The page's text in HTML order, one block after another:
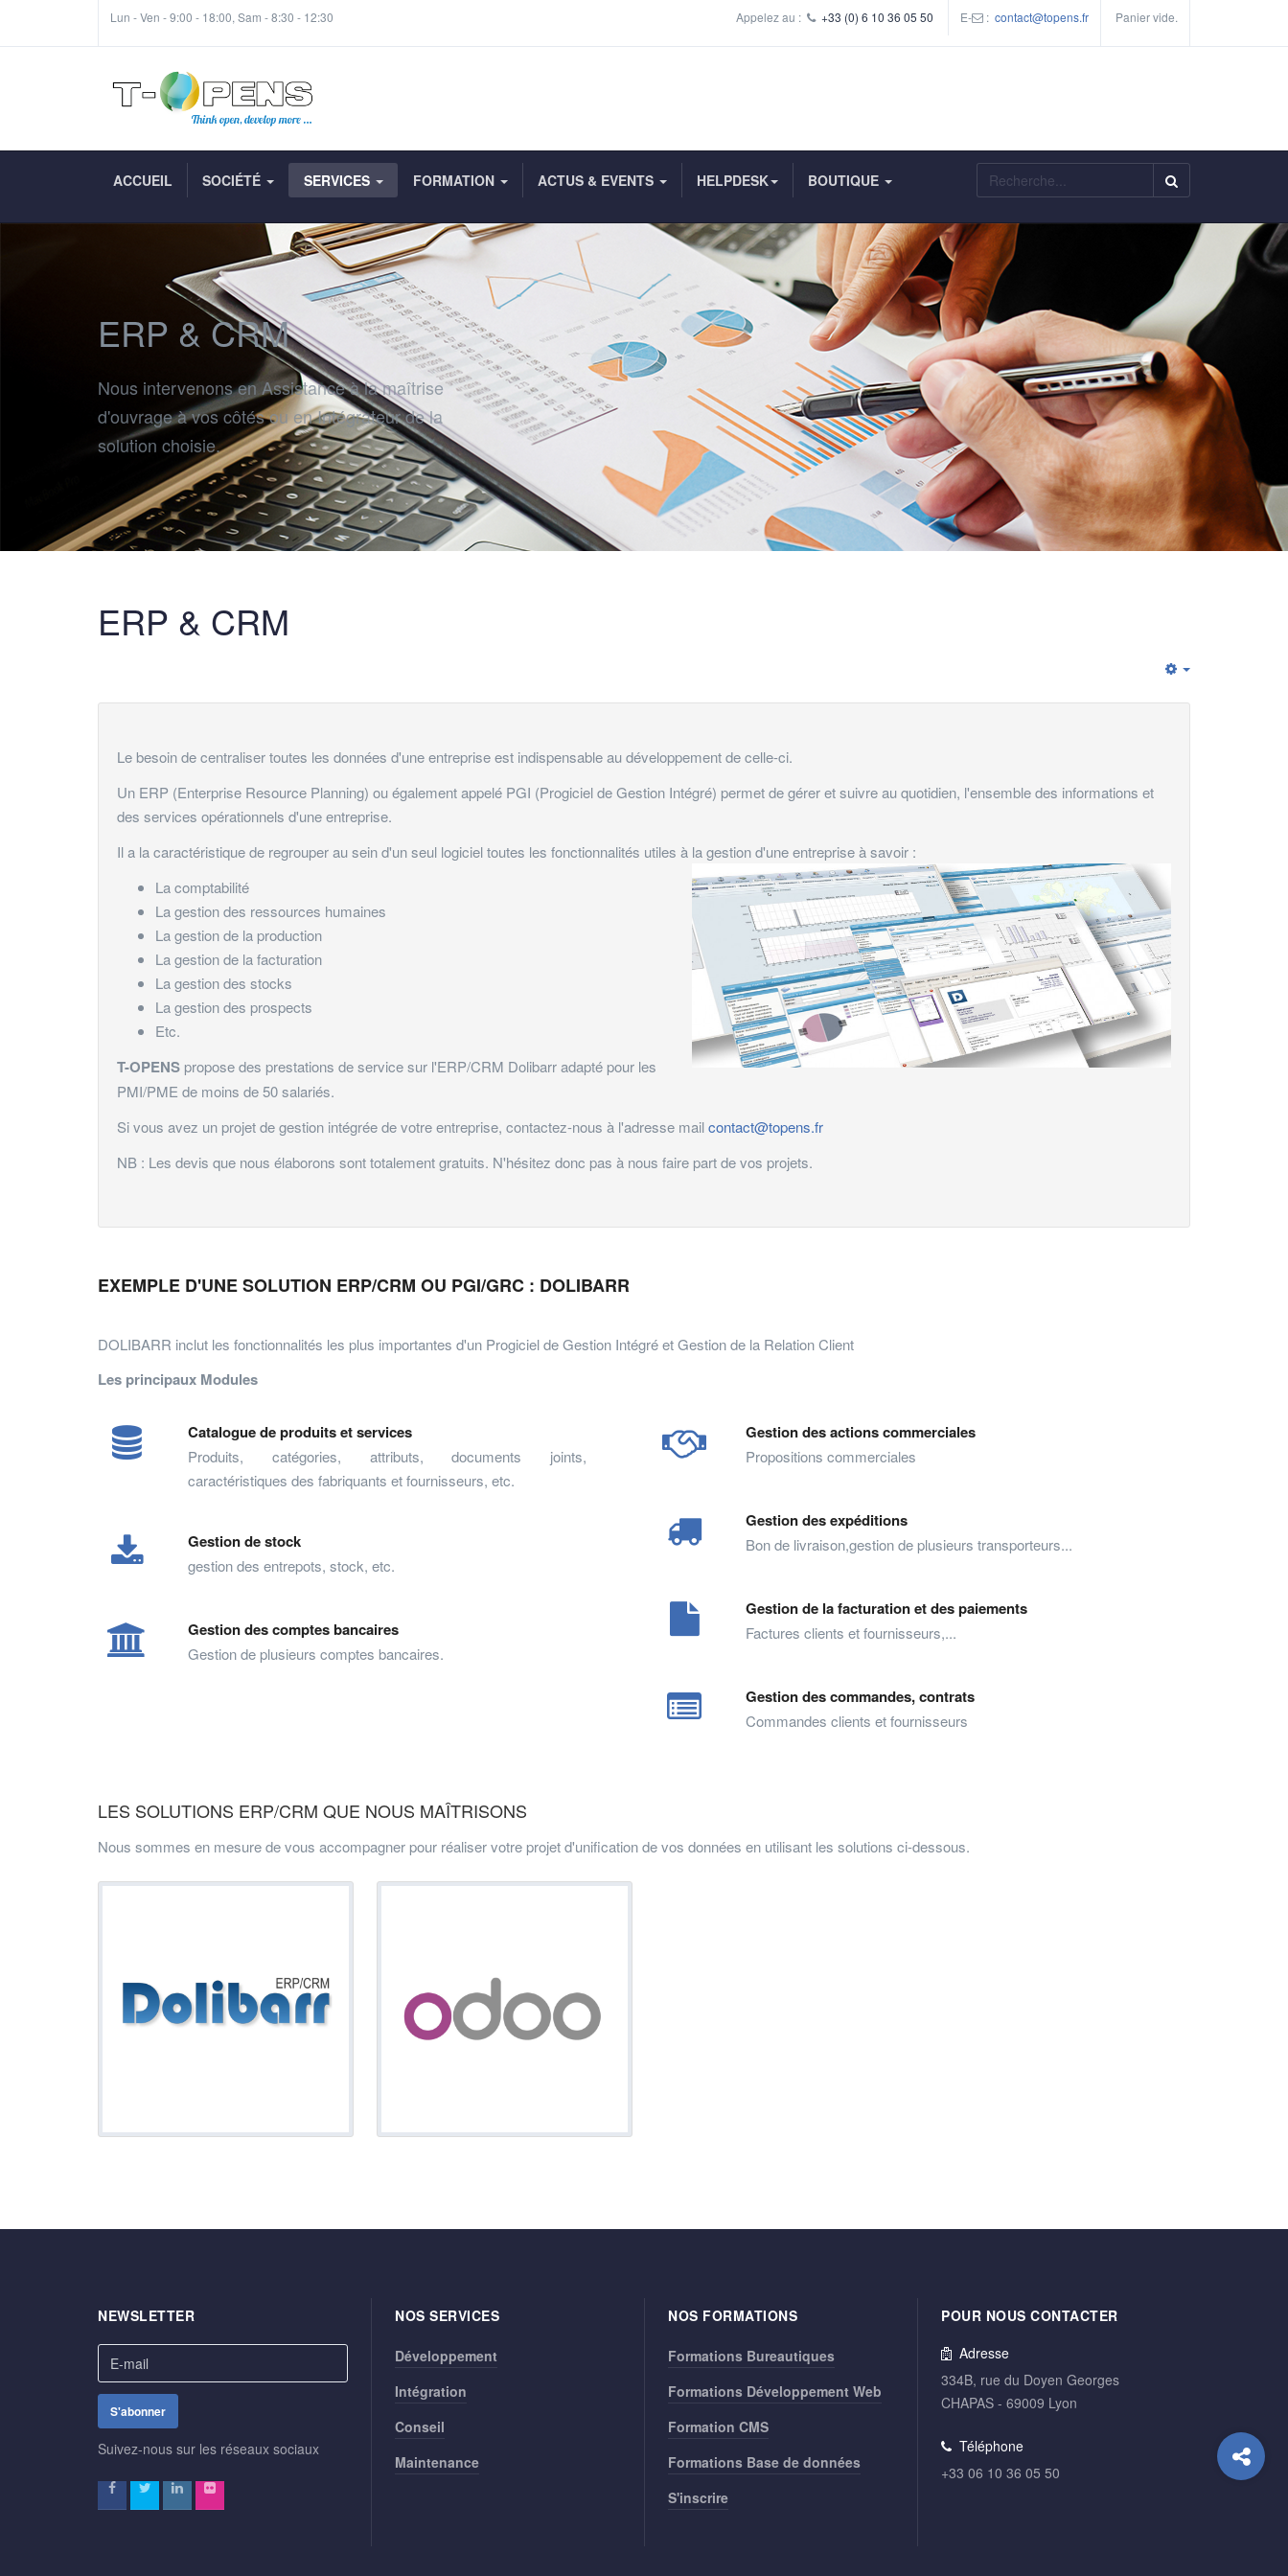
Lun - Ven - 9:00 - 18:00, Sam - 8:30 - 12:30 Appelez au : +33 (0) 6 10 36 05 50 E- : contact@topens.fr Panier vide.
ACCUEIL SOCIÉTÉ SERVICES FORMATION ACTUS & EVENTS HELPDESK BOUTIQUE Rechercher
ERP & CRM
Nous intervenons en Assistance à la maîtrise
d'ouvrage à vos côtés ou en Intégrateur de la
solution choisie.
ERP & CRM
Le besoin de centraliser toutes les données d'une entreprise est indispensable au développement de celle-ci.
Un ERP (Enterprise Resource Planning) ou également appelé PGI (Progiciel de Gestion Intégré) permet de gérer et suivre au quotidien, l'ensemble des informations et
des services opérationnels d'une entreprise.
Il a la caractéristique de regrouper au sein d'un seul logiciel toutes les fonctionnalités utiles à la gestion d'une entreprise à savoir :
La comptabilité
La gestion des ressources humaines
La gestion de la production
La gestion de la facturation
La gestion des stocks
La gestion des prospects
Etc.
T-OPENS propose des prestations de service sur l'ERP/CRM Dolibarr adapté pour les
PMI/PME de moins de 50 salariés.
Si vous avez un projet de gestion intégrée de votre entreprise, contactez-nous à l'adresse mailcontact@topens.fr
NB : Les devis que nous élaborons sont totalement gratuits. N'hésitez donc pas à nous faire part de vos projets.
EXEMPLE D'UNE SOLUTION ERP/CRM OU PGI/GRC : DOLIBARR
DOLIBARR inclut les fonctionnalités les plus importantes d'un Progiciel de Gestion Intégré et Gestion de la Relation Client
Les principaux Modules
Catalogue de produits et services
Produits, catégories, attributs, documents joints,
caractéristiques des fabriquants et fournisseurs, etc.
Gestion de stock
gestion des entrepots, stock, etc.
Gestion des comptes bancaires
Gestion de plusieurs comptes bancaires.
Gestion des actions commerciales
Propositions commerciales
Gestion des expéditions
Bon de livraison,gestion de plusieurs transporteurs...
Gestion de la facturation et des paiements
Factures clients et fournisseurs,...
Gestion des commandes, contrats
Commandes clients et fournisseurs
LES SOLUTIONS ERP/CRM QUE NOUS MAÎTRISONS
Nous sommes en mesure de vous accompagner pour réaliser votre projet d'unification de vos données en utilisant les solutions ci-dessous.
NEWSLETTER
Suivez-nous sur les réseaux sociaux
NOS SERVICES
Développement
Intégration
Conseil
Maintenance
NOS FORMATIONS
Formations Bureautiques
Formations Développement Web
Formation CMS
Formations Base de données
S'inscrire
POUR NOUS CONTACTER
Adresse
334B, rue du Doyen Georges
CHAPAS - 69009 Lyon
Téléphone
+33 06 10 36 05 50